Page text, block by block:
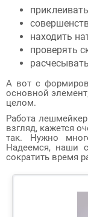
находить
проверять
А вот с
основной
целом.
Работа
взгляд, кажется
так. Нужно
Надеемся, наши
сократить время